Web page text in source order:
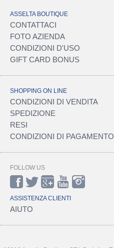
ASSELTA BOUTIQUE
CONTATTACI
FOTO AZIENDA
CONDIZIONI D'USO
GIFT CARD BONUS
SHOPPING ON LINE
CONDIZIONI DI VENDITA
SPEDIZIONE
RESI
CONDIZIONI DI PAGAMENTO
FOLLOW US
ASSISTENZA CLIENTI
AIUTO